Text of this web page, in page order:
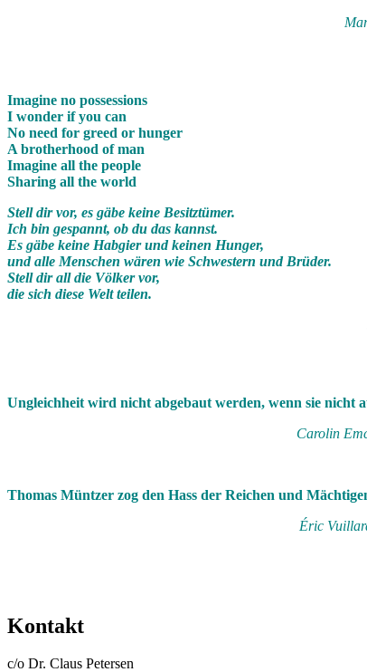
Imagine no possessions
I wonder if you can
No need for greed or hunger
A brotherhood of man
Imagine all the people
Sharing all the world
Stell dir vor, es gäbe keine Besitztümer.
Ich bin gespannt, ob du das kannst.
Es gäbe keine Habgier und keinen Hunger,
und alle Menschen wären wie Schwestern und Brüder.
Stell dir all die Völker vor,
die sich diese Welt teilen.
Ungleichheit wird nicht abgebaut werden, wenn sie
Carolin
Thomas Müntzer zog den Hass der Reichen und
Éric
Kontakt
c/o Dr. Claus Petersen